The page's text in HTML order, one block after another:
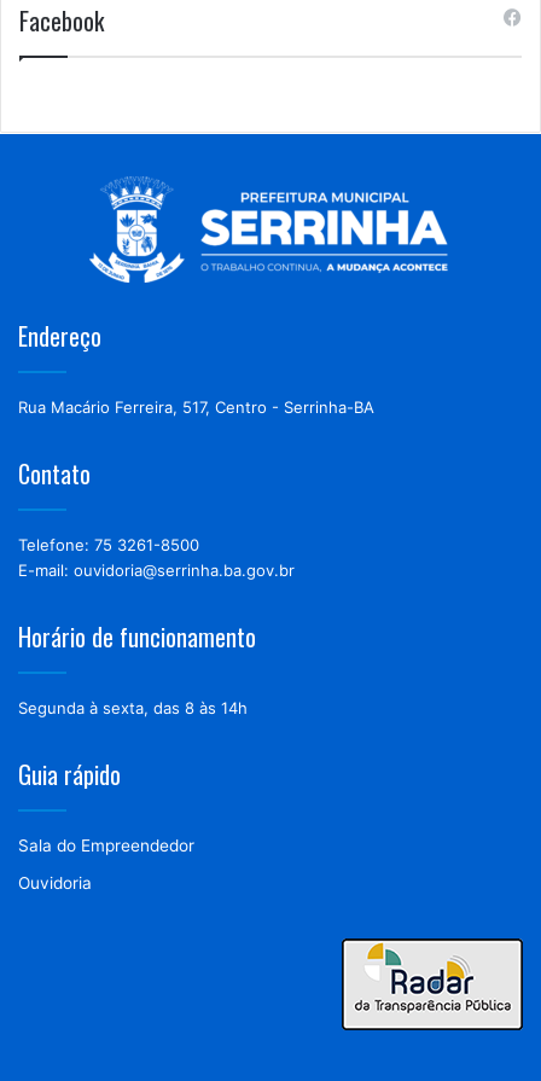
Facebook
Endereço
Rua Macário Ferreira, 517, Centro - Serrinha-BA
Contato
Telefone: 75 3261-8500
E-mail: ouvidoria@serrinha.ba.gov.br
Horário de funcionamento
Segunda à sexta, das 8 às 14h
Guia rápido
Sala do Empreendedor
Ouvidoria